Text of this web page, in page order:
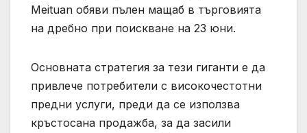
Meituan обяви пълен мащаб в търговията
на дребно при поискване на 23 юни.
Основната стратегия за тези гиганти е да
привлече потребители с високочестотни
предни услуги, преди да се използва
кръстосана продажба, за да засили